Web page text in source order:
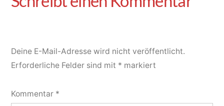
Deine E-Mail-Adresse wird nicht veröffentlicht.
Erforderliche Felder sind mit * markiert
Kommentar *